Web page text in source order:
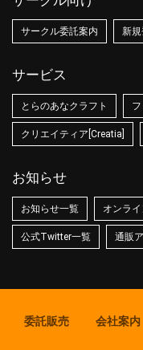
サークル委託案内 新
サービス
とらのあなクラフト
クリエイティア[Creatia]
お知らせ
お知らせ一覧 オンラ
公式Twitter一覧 通販
委託販売 会社案内